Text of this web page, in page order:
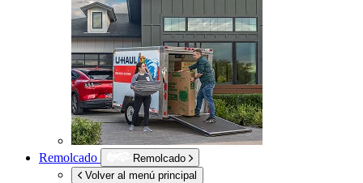
Remolcado
Remolcado
Volver al menú principal